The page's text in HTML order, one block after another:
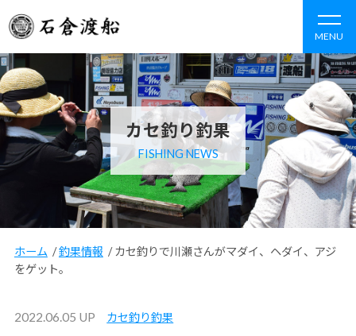
MENU
カセ釣り釣果
FISHING NEWS
ホーム /釣果情報 /カセ釣りで川瀬さんがマダイ、ヘダイ、アジ
をゲット。
2022.06.05 UP カセ釣り釣果